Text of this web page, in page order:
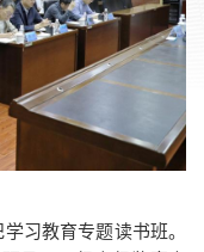
习教育专题读书班。